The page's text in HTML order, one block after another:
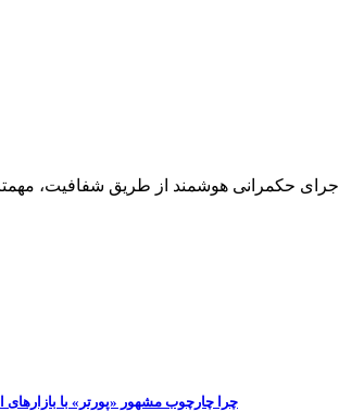
اجرای حکمرانی هوشمند از طریق شفافیت،
چرا چارچوب مشهور «پورتر» با بازارهای